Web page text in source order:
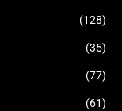
(128)
(35)
(77)
(61)